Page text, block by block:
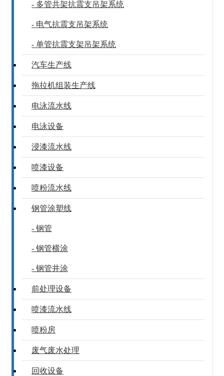
- 多管共架抗震支吊架系统
- 电气抗震支吊架系统
- 单管抗震支架吊架系统
汽车生产线
拖拉机组装生产线
电泳流水线
电泳设备
浸漆流水线
喷漆设备
喷粉流水线
钢管涂塑线
- 钢管
- 钢管横涂
- 钢管井涂
前处理设备
喷漆流水线
喷粉房
废气废水处理
回收设备